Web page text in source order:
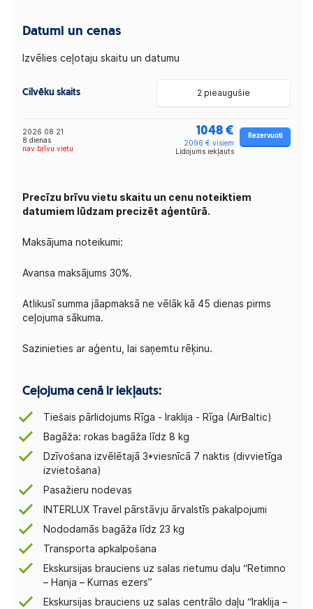
Datumi un cenas
Izvēlies ceļotaju skaitu un datumu
Cilvēku skaits 2 pieaugušie
2026 08 21
8 dienas
nav brīvu vietu
1048 €
2096 € visiem
Lidojums iekļauts
Rezervuoti
Precīzu brīvu vietu skaitu un cenu noteiktiem
datumiem lūdzam precizēt aģentūrā.
Maksājuma noteikumi:
Avansa maksājums 30%.
Atlikusī summa jāapmaksā ne vēlāk kā 45 dienas pirms
ceļojuma sākuma.
Sazinieties ar aģentu, lai saņemtu rēķinu.
Ceļojuma cenā ir iekļauts:
Tiešais pārlidojums Rīga - Iraklija - Rīga (AirBaltic)
Bagāža: rokas bagāža līdz 8 kg
Dzīvošana izvēlētajā 3*viesnīcā 7 naktis (divvietīga
izvietošana)
Pasažieru nodevas
INTERLUX Travel pārstāvju ārvalstīs pakalpojumi
Nododamās bagāža līdz 23 kg
Transporta apkalpošana
Ekskursijas brauciens uz salas rietumu daļu “Retimno
– Hanja – Kurnas ezers”
Ekskursijas brauciens uz salas centrālo daļu “Iraklija –